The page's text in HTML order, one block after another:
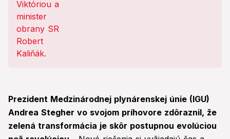
Prezident Medzinárodnej plynárenskej únie (IGU)
Andrea Stegher vo svojom príhovore zdôraznil, že
zelená transformácia je skôr postupnou evolúciou